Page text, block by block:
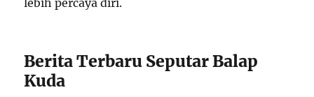
Berita Terbaru Seputar Balap
Kuda